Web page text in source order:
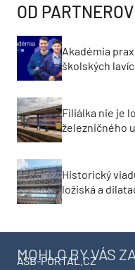
OD
Akadémia
školských
Filiálka nie je
železničného
Historický
ložiská a
MOHLO BY VÁS
ASB-PORTAL.CZ